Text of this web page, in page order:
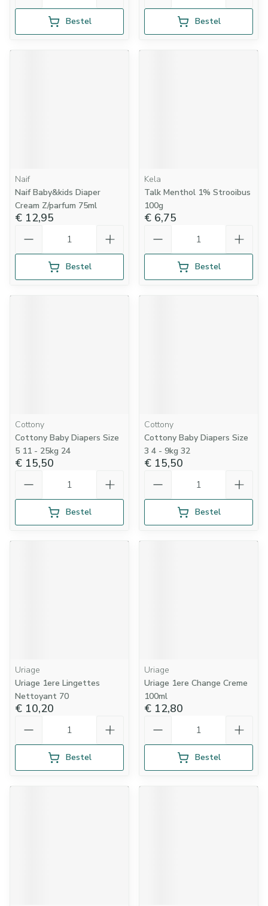
Bestel Bestel
Naif
Naif Baby&kids Diaper
Cream Z/parfum 75ml
€ 12,95
Bestel
Kela
Talk Menthol 1% Strooibus
100g
€ 6,75
Bestel
Cottony
Cottony Baby Diapers Size
5 11 - 25kg 24
€ 15,50
Bestel
Cottony
Cottony Baby Diapers Size
3 4 - 9kg 32
€ 15,50
Bestel
Uriage
Uriage 1ere Lingettes
Nettoyant 70
€ 10,20
Bestel
Uriage
Uriage 1ere Change Creme
100ml
€ 12,80
Bestel